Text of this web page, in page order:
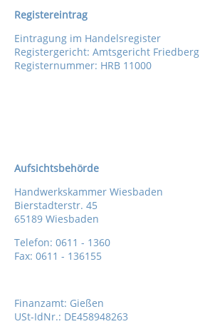
Registereintrag
Eintragung im Handelsregister
Registergericht: Amtsgericht Friedberg
Registernummer: HRB 11000
Aufsichtsbehörde
Handwerkskammer Wiesbaden
Bierstadterstr. 45
65189 Wiesbaden
Telefon: 0611 - 1360
Fax: 0611 - 136155
Finanzamt: Gießen
USt-IdNr.: DE458948263